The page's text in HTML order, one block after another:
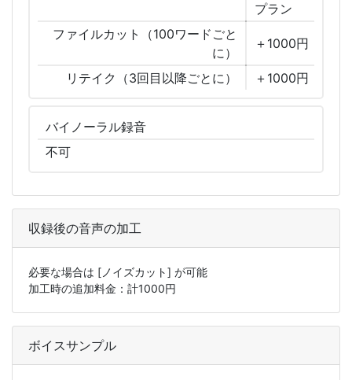
プラン
ファイルカット（100ワードごと
に）
＋1000円
リテイク（3回目以降ごとに） ＋1000円
バイノーラル録音
不可
収録後の音声の加工
必要な場合は [ノイズカット] が可能
加工時の追加料金：計1000円
ボイスサンプル